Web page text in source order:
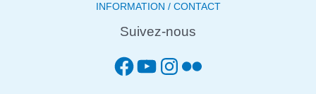
INFORMATION / CONTACT
Suivez-nous